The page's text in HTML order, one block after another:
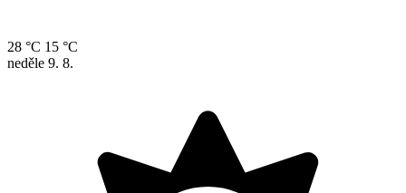
28 °C 15 °C
neděle 9. 8.